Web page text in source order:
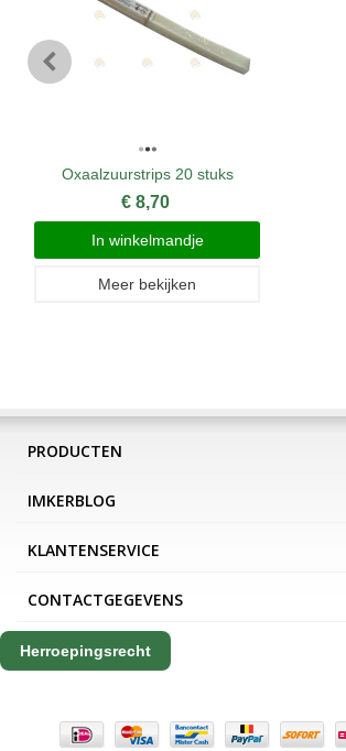
Oxaalzuurstrips 20 stuks
€ 8,70
In winkelmandje
Meer bekijken
PRODUCTEN
IMKERBLOG
KLANTENSERVICE
CONTACTGEGEVENS
Herroepingsrecht